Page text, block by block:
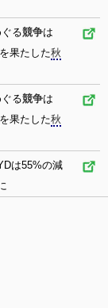
る競争は
を果たした秋
る競争は
を果たした秋
は55%の減